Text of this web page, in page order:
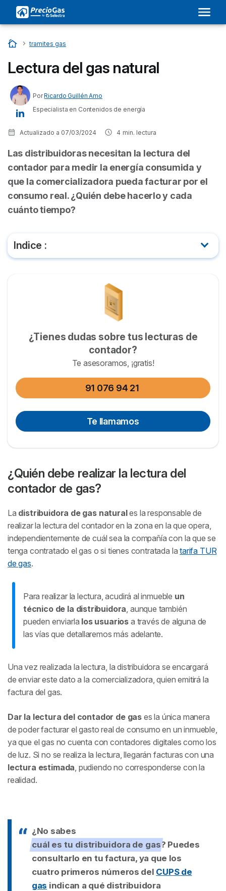
Inicio
…
tramites gas
Lectura del gas natural
PorRicardo Guillén Amo
Especialista en Contenidos de energía
Actualizado a 07/03/2024 4 min. lectura
Las distribuidoras necesitan la lectura del
contador para medir la energía consumida y
que la comercializadora pueda facturar por el
consumo real. ¿Quién debe hacerlo y cada
cuánto tiempo?
Indice :
¿Cómo dar la lectura del contador de gas?
¿Cómo leer la lectura del gas?
¿Cuándo hay que hacer la lectura del gas?
¿Qué hacer en caso de error en la lectura del
contador de gas?
¿Tienes dudas sobre tus lecturas de
contador?
Te asesoramos, ¡gratis!
91 076 94 21
Te llamamos
¿Quién debe realizar la lectura del
contador de gas?
La distribuidora de gas naturales la responsable de
realizar la lectura del contador en la zona en la que opera,
independientemente de cuál sea la compañía con la que se
tenga contratado el gas o si tienes contratada latarifa TUR
de gas.
Para realizar la lectura, acudirá al inmueble un
técnico de la distribuidora , aunque también
pueden enviarla los usuarios a través de alguna de
las vías que detallaremos más adelante.
Una vez realizada la lectura, la distribuidora se encargará
de enviar este dato a la comercializadora, quien emitirá la
factura del gas.
Dar la lectura del contador de gas es la única manera
de poder facturar el gasto real de consumo en un inmueble,
ya que el gas no cuenta con contadores digitales como los
de luz. Si no se realiza la lectura, llegarán facturas con una
lectura estimada , pudiendo no corresponderse con la
realidad.
¿No sabes
cuál es tu distribuidora de gas? Puedes
consultarlo en tu factura, ya que los
cuatro primeros números del CUPS de
gas indican a qué distribuidora